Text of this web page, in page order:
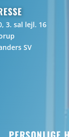
3. sal lejl. 16
SV